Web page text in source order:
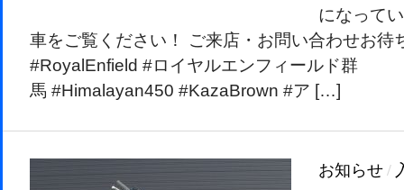
になって
車をご覧ください！ ご来店・お問い合わせお待
#RoyalEnfield #ロイヤルエンフィールド群
馬 #Himalayan450 #KazaBrown #ア […]
お知らせ/